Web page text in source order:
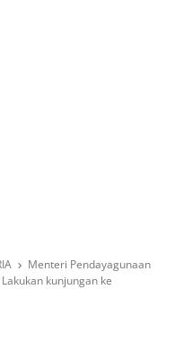
Menteri Pendayagunaan
kunjungan ke